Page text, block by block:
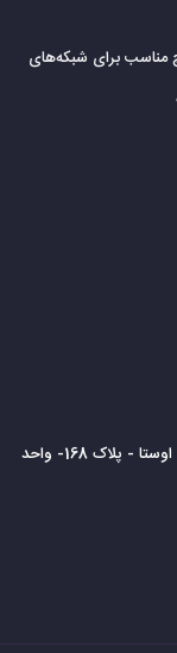
مناسب برای شبکه‌های
تهران- خیابان آزادی- بین خیابان اسکندری و اوستا - پلاک 168- واحد